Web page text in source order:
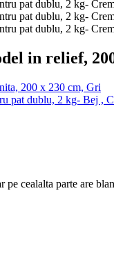
in relief,
200 x 230 cm, Gri
pat dublu, 2 kg- Bej ,
cealalta parte are